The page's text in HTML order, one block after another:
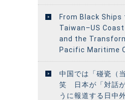
From Black Ships
Taiwan–US
and the
Pacific Maritime
中国では「碰瓷（
笑 日本が「対話
うに報道する日中